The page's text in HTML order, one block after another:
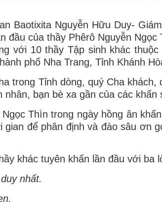
Baotixita Nguyễn Hữu Duy-
đầu của thầy Phêrô Nguyễn
với 10 thầy Tập sinh khác thuộc
phố Nha Trang, Tỉnh Khánh
trong Tỉnh dòng, quý Cha khách,
bạn bè xa gần của các khấn
Thìn trong ngày hồng ân
để phân định và đào sâu ơn
khác tuyên khấn lần đầu với ba
nhất.